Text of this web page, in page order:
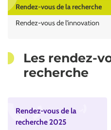
Rendez-vous de la recherche
Rendez-vous de l'innovation
Les rendez-
recherche
Rendez-vous de la
recherche 2025